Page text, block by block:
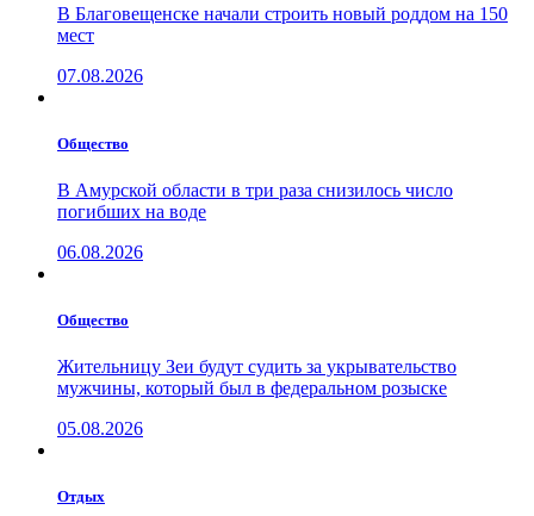
В Благовещенске начали строить новый роддом на 150
мест
07.08.2026
Общество
В Амурской области в три раза снизилось число
погибших на воде
06.08.2026
Общество
Жительницу Зеи будут судить за укрывательство
мужчины, который был в федеральном розыске
05.08.2026
Отдых